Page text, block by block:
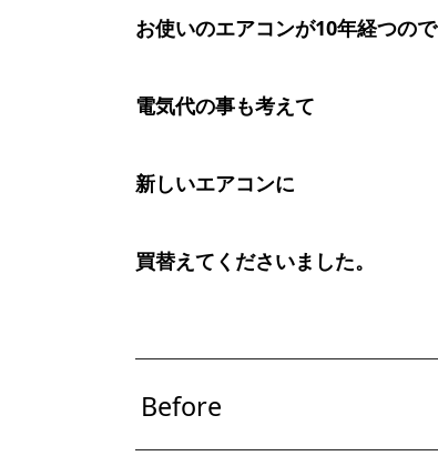
お使いのエアコンが10年経つので
電気代の事も考えて
新しいエアコンに
買替えてくださいました。
Before